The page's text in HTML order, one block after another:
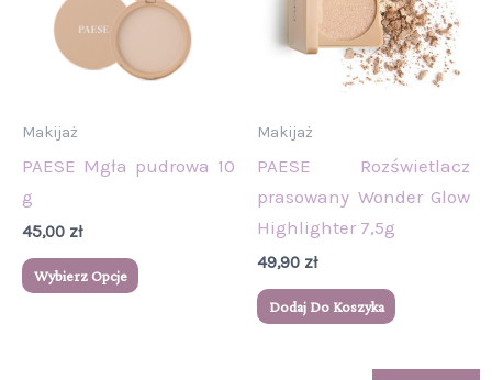
Makijaż
PAESE Mgła pudrowa 10
g
45,00 zł
Wybierz Opcje
wariantów.
Opcje
Makijaż
PAESE Rozświetlacz
prasowany Wonder Glow
Highlighter 7,5g
49,90 zł
Dodaj Do Koszyka